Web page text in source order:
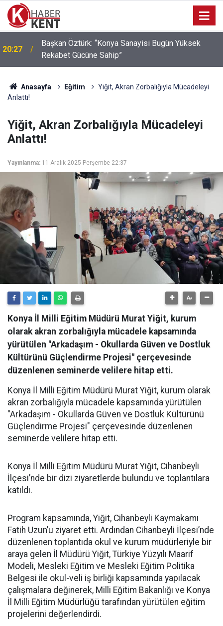
20:27
Başkan Öztürk: “Konya Sanayisi Bugün Yüksek
Rekabet Gücüne Sahip”
Anasayfa Eğitim
Yiğit, Akran Zorbalığıyla Mücadeleyi
Anlattı!
Yiğit, Akran Zorbalığıyla Mücadeleyi
Anlattı!
Yayınlanma: 11 Aralık 2025 Perşembe 22:37
Konya İl Milli Eğitim Müdürü Murat Yiğit, kurum
olarak akran zorbalığıyla mücadele kapsamında
yürütülen "Arkadaşım - Okullarda Güven ve Dostluk
Kültürünü Güçlendirme Projesi" çerçevesinde
düzenlenen seminerde velilere hitap etti.
Konya İl Milli Eğitim Müdürü Murat Yiğit, kurum olarak
akran zorbalığıyla mücadele kapsamında yürütülen
"Arkadaşım - Okullarda Güven ve Dostluk Kültürünü
Güçlendirme Projesi" çerçevesinde düzenlenen
seminerde velilere hitap etti.
Konya İl Milli Eğitim Müdürü Murat Yiğit, Cihanbeyli
İlçesi’nde bir dizi ziyaretlerde bulundu ve toplantılara
katıldı.
Program kapsamında, Yiğit, Cihanbeyli Kaymakamı
Fatih Uzun’u ziyaret etti. Ardından Cihanbeyli İlçesi’nde
düzenlenen toplantıda okul ve kurum müdürleriyle bir
araya gelen İl Müdürü Yiğit, Türkiye Yüzyılı Maarif
Modeli, Mesleki Eğitim ve Mesleki Eğitim Politika
Belgesi ile okul-veli iş birliği kapsamında yapılacak
çalışmalara değinerek, Milli Eğitim Bakanlığı ve Konya
İl Milli Eğitim Müdürlüğü tarafından yürütülen eğitim
projelerini değerlendirdi.